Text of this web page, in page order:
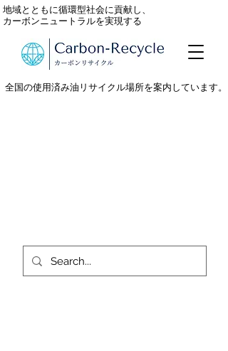
全国の使用済み油リサイクル場所を案内しています。
地域とともに循環型社会に貢献し、
カーボンニュートラルを実現する